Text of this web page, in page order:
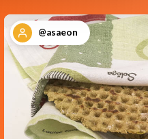
@asaeon